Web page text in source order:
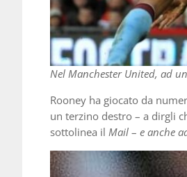
Nel Manchester United, ad
Rooney ha giocato da
un terzino destro – a dirgli
sottolinea il Mail – e anche